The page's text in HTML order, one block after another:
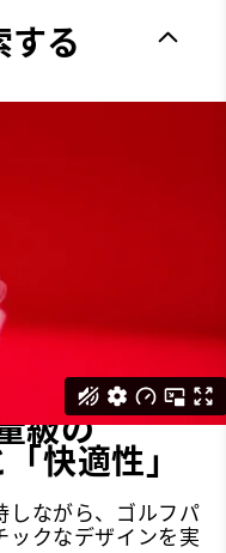
する
級の
快適性」
しながら、ゴルフパ
ックなデザインを実